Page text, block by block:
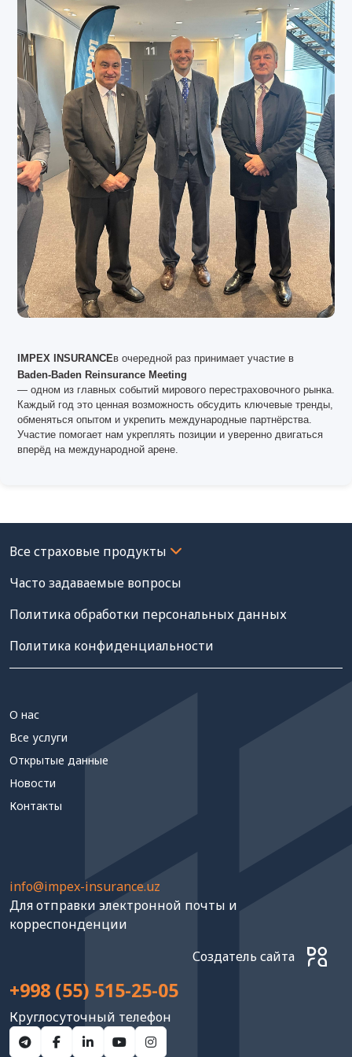
IMPEX INSURANCEв очередной раз принимает участие в
Baden-Baden Reinsurance Meeting
— одном из главных событий мирового перестраховочного рынка.
Каждый год это ценная возможность обсудить ключевые тренды,
обменяться опытом и укрепить международные партнёрства.
Участие помогает нам укреплять позиции и уверенно двигаться
вперёд на международной арене.
Часто задаваемые вопросы
Политика обработки персональных данных
Политика конфиденциальности
+998 (55) 515-25-05
Круглосуточный телефон
О нас
Все услуги
Открытые данные
Новости
Контакты
info@impex-insurance.uz
Для отправки электронной почты и
корреспонденции
Создатель сайта